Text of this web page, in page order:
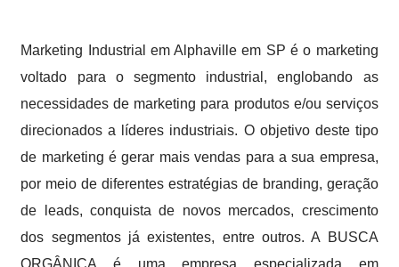
Marketing Industrial em Alphaville em SP é o marketing
voltado para o segmento industrial, englobando as
necessidades de marketing para produtos e/ou serviços
direcionados a líderes industriais. O objetivo deste tipo
de marketing é gerar mais vendas para a sua empresa,
por meio de diferentes estratégias de branding, geração
de leads, conquista de novos mercados, crescimento
dos segmentos já existentes, entre outros. A BUSCA
ORGÂNICA é uma empresa especializada em